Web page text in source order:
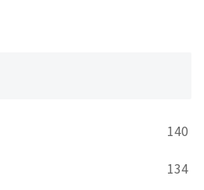
140
134